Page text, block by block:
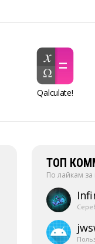
Qalculate!
ТОП
По лайкам